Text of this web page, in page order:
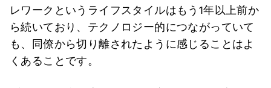
レワークというライフスタイルはもう1年以上前か
ら続いており、テクノロジー的につながっていて
も、同僚から切り離されたように感じることはよ
くあることです。